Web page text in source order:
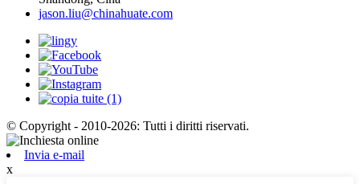
jason.liu@chinahuate.com
© Copyright - 2010-2026: Tutti i diritti riservati.
Invia e-mail
x